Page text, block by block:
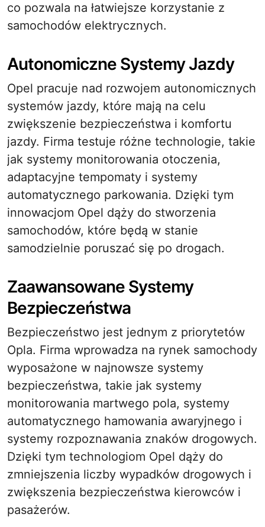
co pozwala na łatwiejsze korzystanie z
samochodów elektrycznych.
Autonomiczne Systemy Jazdy
Opel pracuje nad rozwojem autonomicznych
systemów jazdy, które mają na celu
zwiększenie bezpieczeństwa i komfortu
jazdy. Firma testuje różne technologie, takie
jak systemy monitorowania otoczenia,
adaptacyjne tempomaty i systemy
automatycznego parkowania. Dzięki tym
innowacjom Opel dąży do stworzenia
samochodów, które będą w stanie
samodzielnie poruszać się po drogach.
Zaawansowane Systemy
Bezpieczeństwa
Bezpieczeństwo jest jednym z priorytetów
Opla. Firma wprowadza na rynek samochody
wyposażone w najnowsze systemy
bezpieczeństwa, takie jak systemy
monitorowania martwego pola, systemy
automatycznego hamowania awaryjnego i
systemy rozpoznawania znaków drogowych.
Dzięki tym technologiom Opel dąży do
zmniejszenia liczby wypadków drogowych i
zwiększenia bezpieczeństwa kierowców i
pasażerów.